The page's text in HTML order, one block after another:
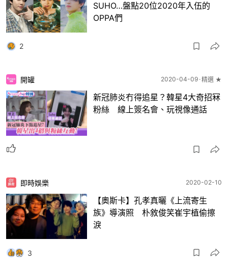
SUHO…盤點20位2020年入伍的
OPPA們
2
開罐 2020-04-09 精選 ★
新冠肺炎冇得追星？韓星4大奇招冧
粉絲 線上簽名會、玩視像通話
即時娛樂 2020-02-10
【奧斯卡】孔孝真曬《上流寄生
族》導演照 朴敘俊笑崔宇植偷擦
淚
3